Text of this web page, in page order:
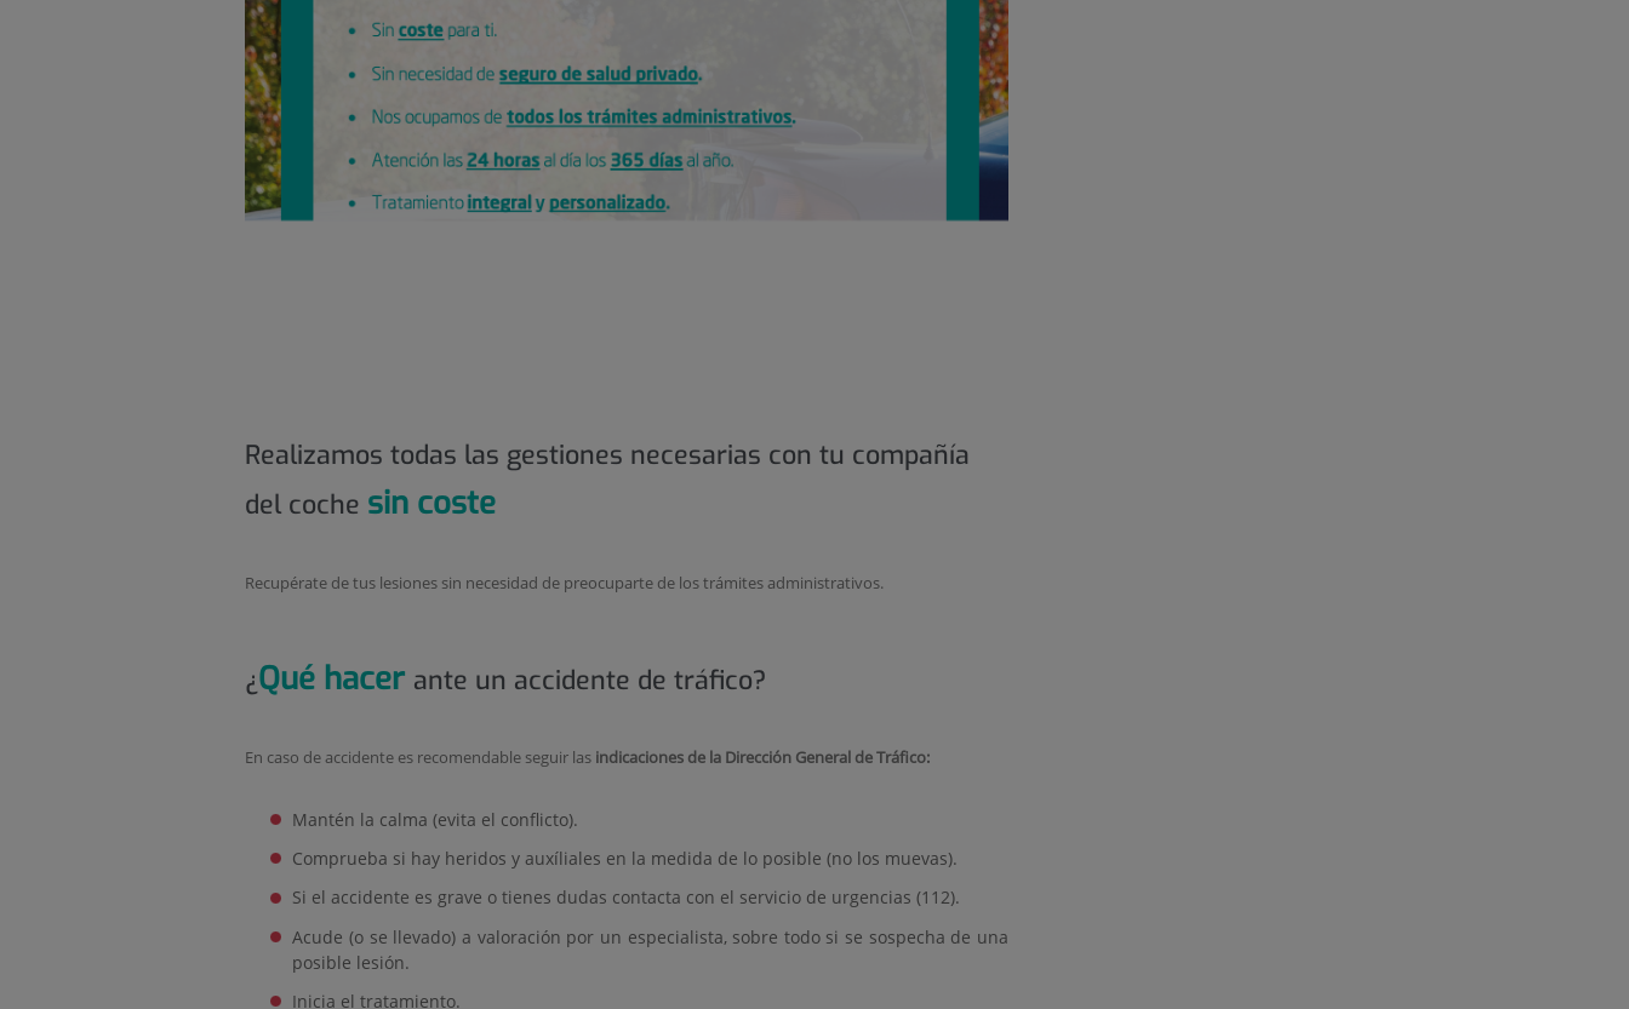
Realizamos todas las gestiones necesarias con tu compañía
del coche sin coste
Recupérate de tus lesiones sin necesidad de preocuparte de los trámites administrativos.
¿Qué hacer ante un accidente de tráfico?
En caso de accidente es recomendable seguir las indicaciones de la Dirección General de Tráfico:
Mantén la calma (evita el conflicto).
Comprueba si hay heridos y auxíliales en la medida de lo posible (no los muevas).
Si el accidente es grave o tienes dudas contacta con el servicio de urgencias (112).
Acude (o se llevado) a valoración por un especialista, sobre todo si se sospecha de una
posible lesión.
Inicia el tratamiento.